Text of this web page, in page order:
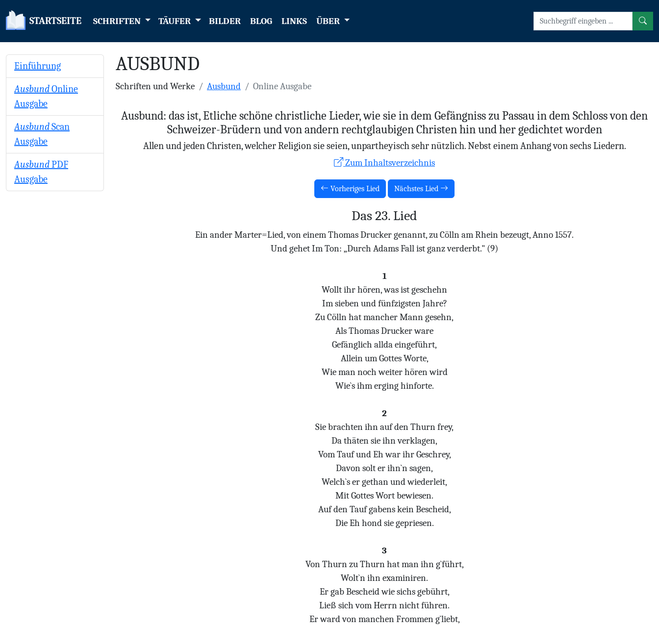
STARTSEITE SCHRIFTEN TÄUFER BILDER BLOG LINKS ÜBER
Einführung
AusbundOnline
Ausgabe
AusbundScan
Ausgabe
AusbundPDF
Ausgabe
AUSBUND
Schriften und Werke Ausbund Online Ausgabe
Ausbund: das ist, Etliche schöne christliche Lieder, wie sie in dem Gefängniss zu Passau in dem Schloss von den
Schweizer-Brüdern und von andern rechtglaubigen Christen hin und her gedichtet worden
Allen und jeden Christen, welcher Religion sie seien, unpartheyisch sehr nützlich. Nebst einem Anhang von sechs Liedern.
Zum Inhaltsverzeichnis
Vorheriges Lied Nächstes Lied
Das 23. Lied
Ein ander Marter=Lied, von einem Thomas Drucker genannt, zu Cölln am Rhein bezeugt, Anno 1557.
Und gehet Im Ton: „Durch Adams Fall ist ganz verderbt." (9)
1
Wollt ihr hören, was ist geschehn
Im sieben und fünfzigsten Jahre?
Zu Cölln hat mancher Mann gesehn,
Als Thomas Drucker ware
Gefänglich allda eingeführt,
Allein um Gottes Worte,
Wie man noch weiter hören wird
Wie`s ihm erging hinforte.
2
Sie brachten ihn auf den Thurn frey,
Da thäten sie ihn verklagen,
Vom Tauf und Eh war ihr Geschrey,
Davon solt er ihn`n sagen,
Welch`s er gethan und wiederleit,
Mit Gottes Wort bewiesen.
Auf den Tauf gabens kein Bescheid,
Die Eh hond sie gepriesen.
3
Von Thurn zu Thurn hat man ihn g`führt,
Wolt`n ihn examiniren.
Er gab Bescheid wie sichs gebührt,
Ließ sich vom Herrn nicht führen.
Er ward von manchen Frommen g`liebt,